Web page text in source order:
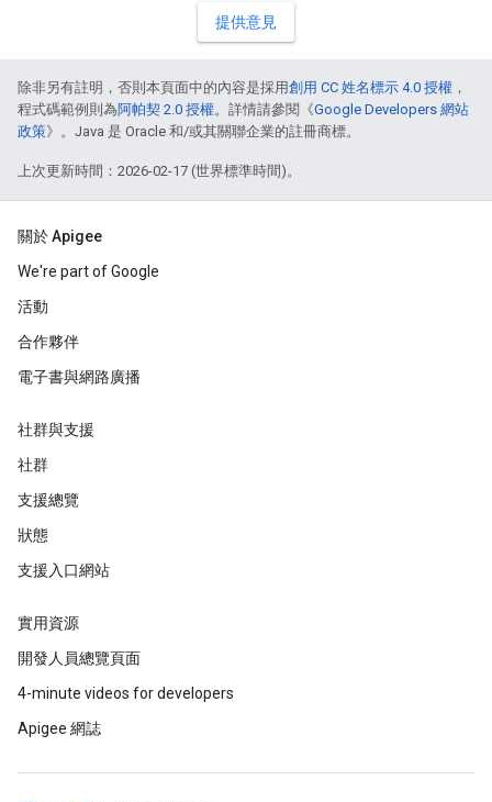
提供意見
除非另有註明，否則本頁面中的內容是採用創用 CC 姓名標示 4.0 授權 ，
程式碼範例則為阿帕契 2.0 授權。詳情請參閱《Google Developers 網站
政策》。Java 是 Oracle 和/或其關聯企業的註冊商標。
上次更新時間：2026-02-17 (世界標準時間)。
關於 Apigee
We're part of Google
活動
合作夥伴
電子書與網路廣播
社群與支援
社群
支援總覽
狀態
支援入口網站
實用資源
開發人員總覽頁面
4-minute videos for developers
Apigee 網誌